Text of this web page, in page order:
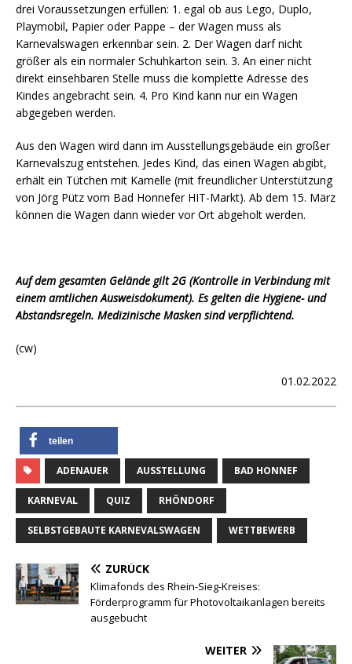
drei Voraussetzungen erfüllen: 1. egal ob aus Lego, Duplo,
Playmobil, Papier oder Pappe – der Wagen muss als
Karnevalswagen erkennbar sein. 2. Der Wagen darf nicht
größer als ein normaler Schuhkarton sein. 3. An einer nicht
direkt einsehbaren Stelle muss die komplette Adresse des
Kindes angebracht sein. 4. Pro Kind kann nur ein Wagen
abgegeben werden.
Aus den Wagen wird dann im Ausstellungsgebäude ein großer
Karnevalszug entstehen. Jedes Kind, das einen Wagen abgibt,
erhält ein Tütchen mit Kamelle (mit freundlicher Unterstützung
von Jörg Pütz vom Bad Honnefer HIT-Markt). Ab dem 15. März
können die Wagen dann wieder vor Ort abgeholt werden.
Auf dem gesamten Gelände gilt 2G (Kontrolle in Verbindung mit
einem amtlichen Ausweisdokument). Es gelten die Hygiene- und
Abstandsregeln. Medizinische Masken sind verpflichtend.
(cw)
01.02.2022
teilen
ADENAUER AUSSTELLUNG BAD HONNEF
KARNEVAL QUIZ RHÖNDORF
SELBSTGEBAUTE KARNEVALSWAGEN WETTBEWERB
ZURÜCK
Klimafonds des Rhein-Sieg-Kreises:
Förderprogramm für Photovoltaikanlagen bereits
ausgebucht
WEITER